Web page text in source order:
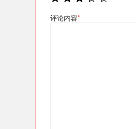
评论内容*